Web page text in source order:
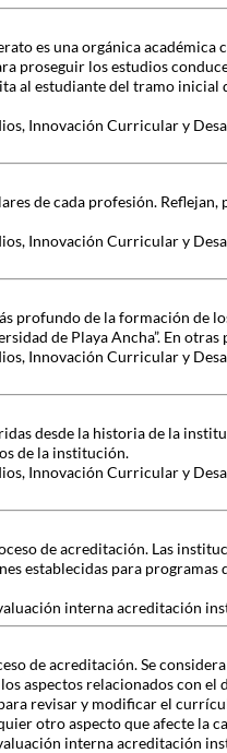
es una orgánica
proseguir los estudios
al estudiante del tramo
Innovación Curricular y
de cada profesión.
Innovación Curricular y
profundo de la formación de
de Playa Ancha”. En
Innovación Curricular y
desde la historia de la
de la institución.
Innovación Curricular y
de acreditación. Las
establecidas para
interna acreditación
de acreditación. Se
aspectos relacionados con
revisar y modificar el
otro aspecto que afecte la
interna acreditación